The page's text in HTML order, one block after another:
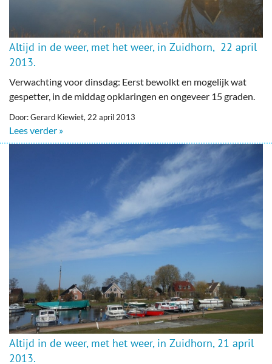
Altijd in de weer, met het weer, in Zuidhorn, 22 april
2013.
Verwachting voor dinsdag: Eerst bewolkt en mogelijk wat
gespetter, in de middag opklaringen en ongeveer 15 graden.
Door: Gerard Kiewiet, 22 april 2013
Lees verder »
Altijd in de weer, met het weer, in Zuidhorn, 21 april
2013.